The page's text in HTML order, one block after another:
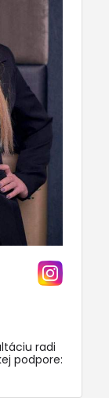
radi
podpore: